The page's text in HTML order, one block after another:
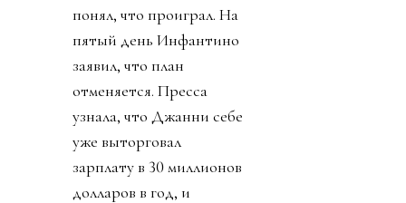
понял, что проиграл. На
пятый день Инфантино
заявил, что план
отменяется. Пресса
узнала, что Джанни себе
уже выторговал
зарплату в 30 миллионов
долларов в год, и